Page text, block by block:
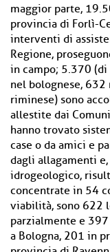
maggior parte,
provincia di Forlì-
interventi di
Regione,
in campo; 5.370
nel bolognese,
riminese) sono
allestite dai
hanno trovato
case o da amici e
dagli allagamenti
idrogeologico,
concentrate in 54
viabilità, sono 622
parzialmente e
a Bologna, 201 in